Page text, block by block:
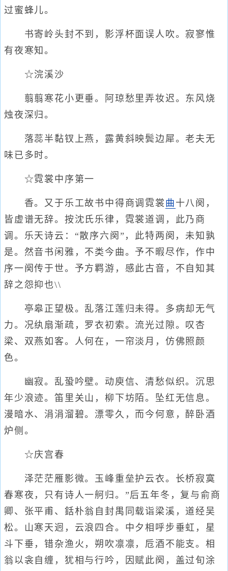
过蜜蜂儿。
书寄岭头封不到，影浮杯面误人吹。寂寥惟
有夜寒知。
☆浣溪沙
翦翦寒花小更垂。阿琼愁里弄妆迟。东风烧
烛夜深归。
落蕊半黏钗上燕，露黄斜映鬓边犀。老夫无
味已多时。
☆霓裳中序第一
香。又于乐工故书中得商调霓裳 曲 十八阕，
皆虚谱无辞。按沈氏乐律，霓裳道调，此乃商
调。乐天诗云：“散序六阕”，此特两阕，未知孰
是。然音书闲雅，不类今曲。予不暇尽作，作中
序一阕传于世。予方羁游，感此古音，不自知其
辞之怨抑也\\
亭皋正望极。乱落江莲归未得。多病却无气
力。况纨扇渐疏，罗衣初索。流光过隙。叹杏
梁、双燕如客。人何在，一帘淡月，仿佛照颜
色。
幽寂。乱蛩吟壁。动庾信、清愁似织。沉思
年少浪迹。笛里关山，柳下坊陌。坠红无信息。
漫暗水、涓涓溜碧。漂零久，而今何意，醉卧酒
炉侧。
☆庆宫春
泽茫茫雁影微。玉峰重垒护云衣。长桥寂寞
春寒夜，只有诗人一舸归。”后五年冬，复与俞商
卿、张平甫、銛朴翁自封禺同载诣梁溪，道经吴
松。山寒天迥，云浪四合。中夕相呼步垂虹，星
斗下垂，错杂渔火，朔吹凛凛，卮酒不能支。相
翁以衾自缠，犹相与行吟，因赋此阕，盖过旬涂